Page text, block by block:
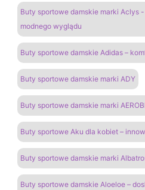
Buty sportowe damskie marki Aclys
modnego wyglądu
Buty sportowe damskie Adidas –
Buty sportowe damskie marki ADY
Buty sportowe damskie marki
Buty sportowe Aku dla kobiet –
Buty sportowe damskie marki
Buty sportowe damskie Aloeloe –